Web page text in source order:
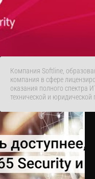
Компания Softline,
компания в сфере
оказания полного спектра
технической и юридической